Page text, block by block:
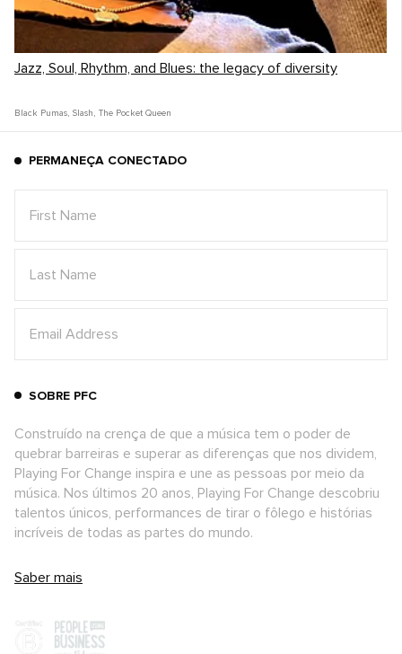
Jazz, Soul, Rhythm, and Blues: the legacy of diversity
Black Pumas, Slash , The Pocket Queen
PERMANEÇA CONECTADO
SOBRE PFC
Construído na crença de que a música tem o poder de
quebrar barreiras e superar as diferenças que nos dividem,
Playing For Change inspira e une as pessoas por meio da
música. Nos últimos 20 anos, Playing For Change descobriu
talentos únicos, performances de tirar o fôlego e histórias
incríveis de todas as partes do mundo.
Saber mais